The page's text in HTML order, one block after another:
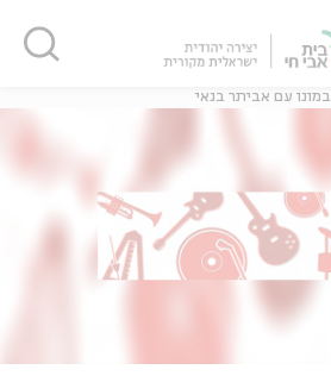
במונו עם אביתר בנאי